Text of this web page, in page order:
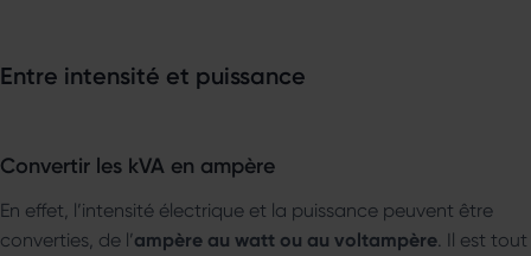
Entre intensité et puissance
Convertir les kVA en ampère
En effet, l’intensité électrique et la puissance peuvent être
converties, de l’ampère au watt ou au voltampère. Il est tout